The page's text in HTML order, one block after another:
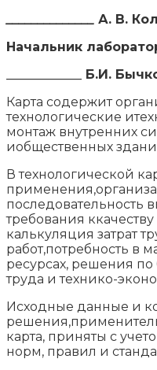
А. В.
Начальник
____________ Б.И.
Карта содержит
технологические
монтаж внутренних
иобщественных
В технологической
последовательность
требования
калькуляция затрат
работ,потребность в
ресурсах, решения по
труда и технико-
Исходные данные и
карта, приняты с
норм, правил и